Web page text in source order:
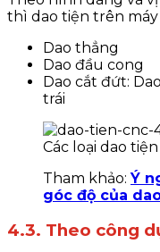
thì dao tiện trên máy
Dao thẳng
Dao đầu cong
Dao cắt đứt:
trái
Các loại dao
Tham khảo:Ý
góc độ của
4.3. Theo công